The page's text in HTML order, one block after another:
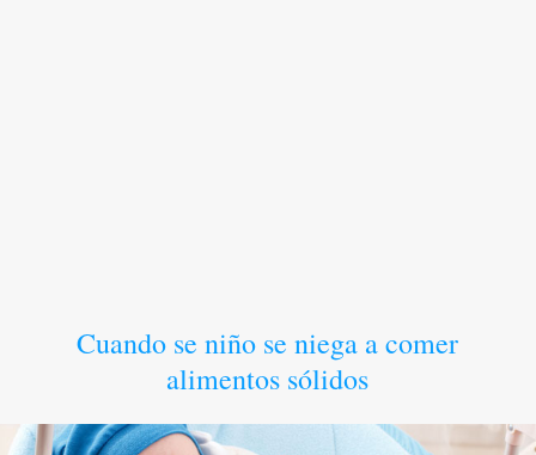
Cuando se niño se niega a comer
alimentos sólidos